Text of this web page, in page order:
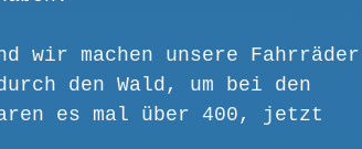
wir machen unsere Fahrräder
den Wald, um bei den
waren es mal über 400, jetzt